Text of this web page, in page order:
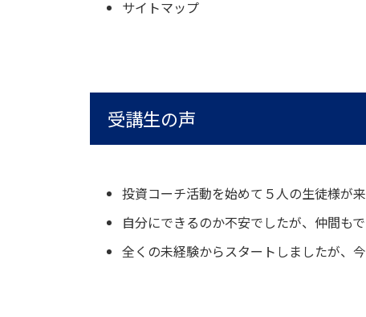
サイトマップ
受講生の声
投資コーチ活動を始めて５人の生徒様が
自分にできるのか不安でしたが、仲間も
全くの未経験からスタートしましたが、